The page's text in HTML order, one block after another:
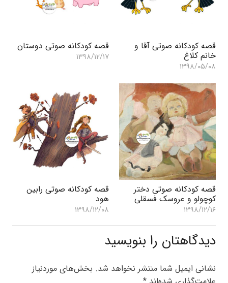
قصه کودکانه صوتی آقا و
خانم کلاغ
۱۳۹۸/۰۵/۰۸
قصه کودکانه صوتی دوستان
۱۳۹۸/۱۲/۱۷
قصه کودکانه صوتی دختر
کوچولو و عروسک فسقلی
۱۳۹۸/۱۲/۱۶
قصه کودکانه صوتی رابین
هود
۱۳۹۸/۱۲/۰۸
دیدگاهتان را بنویسید
نشانی ایمیل شما منتشر نخواهد شد. بخش‌های موردنیاز